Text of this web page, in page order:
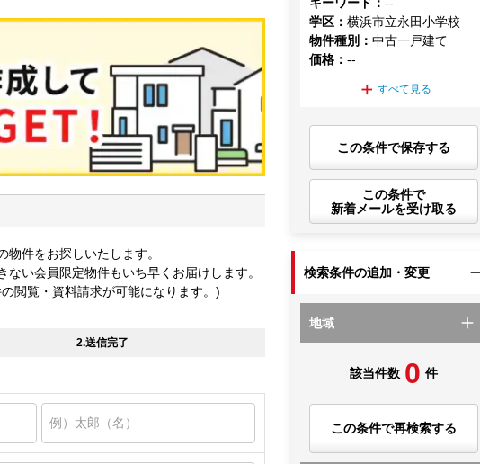
件をお探しいたします。
い会員限定物件もいち早くお届けします。
閲覧・資料請求が可能になります。)
2.送信完了
学区 ：横浜市立永田小学校
物件種別 ：中古一戸建て
価格 ：--
すべて見る
この条件で保存する
この条件で
新着メールを受け取る
検索条件の追加・変更
地域
該当件数 0 件
この条件で再検索する